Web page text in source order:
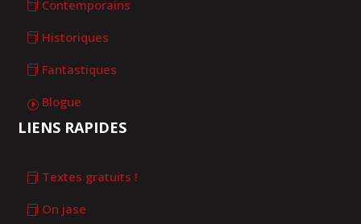
Contemporains
Historiques
Fantastiques
Blogue
LIENS RAPIDES
Textes gratuits !
On jase